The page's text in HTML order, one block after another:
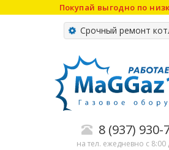
Покупай выгодно по
Срочный ремонт
8 (937) 930-
на тел. ежедневно с 8:00